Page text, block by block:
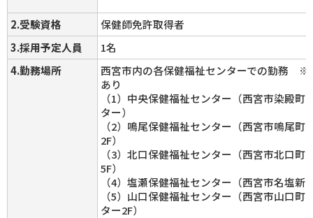
2.受験資格
保健師免許取得者
3.採用予定人員
1名
4.勤務場所
西宮市内の各保健福祉センターでの勤務 ※
あり
（1）中央保健福祉センター（西宮市染殿
ター）
（2）鳴尾保健福祉センター（西宮市鳴尾
2F）
（3）北口保健福祉センター（西宮市北口
5F）
（4）塩瀬保健福祉センター（西宮市名塩新
（5）山口保健福祉センター（西宮市山口町
ター2F）